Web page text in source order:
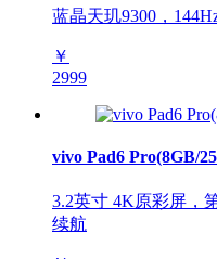
蓝晶天玑9300，
￥
2999
vivo Pad6 Pro(8GB/
3.2英寸 4K原彩屏，
续航